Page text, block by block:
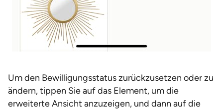
Um den Bewilligungsstatus zurückzusetzen oder zu
ändern, tippen Sie auf das Element, um die
erweiterte Ansicht anzuzeigen, und dann auf die